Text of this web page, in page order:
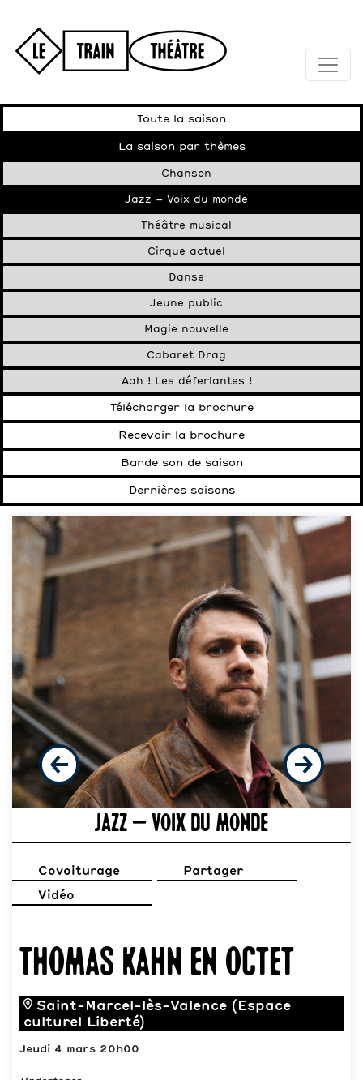
Toute la saison
La saison par thèmes
Chanson
Jazz – Voix du monde
Théâtre musical
Cirque actuel
Danse
Jeune public
Magie nouvelle
Cabaret Drag
Aah ! Les déferlantes !
Télécharger la brochure
Recevoir la brochure
Bande son de saison
Dernières saisons
Jazz – Voix du monde
Covoiturage Partager
Vidéo
Thomas Kahn en octet
Saint-Marcel-lès-Valence (Espace
culturel Liberté)
Jeudi 4 mars 20h00